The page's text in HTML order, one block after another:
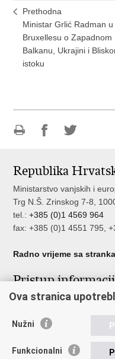
Prethodna
Ministar Grlić Radman u
Bruxellesu o Zapadnom
Balkanu, Ukrajini i
istoku
Facebooku
Twitteru
Republika
Ministarstvo vanjskih i
Trg N.Š. Zrinskog 7-8,
tel.:+385 (0)1 4569 964
fax: +385 (0)1 4551 795,
Radno vrijeme sa
Pristup
Pristup informacijama
Nepravilnosti
Ova stranica
Nužni
Funkcionalni